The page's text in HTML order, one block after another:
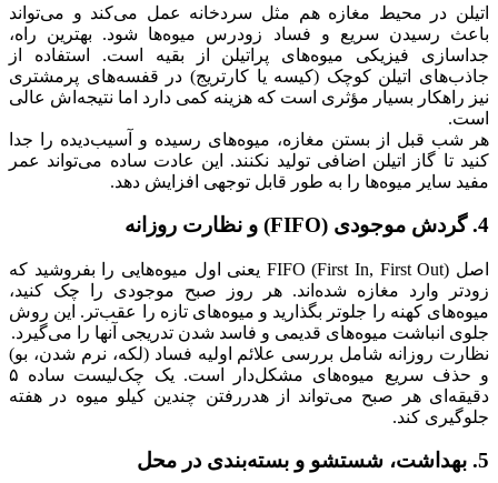
اتیلن در محیط مغازه هم مثل سردخانه عمل می‌کند و می‌تواند
باعث رسیدن سریع و فساد زودرس میوه‌ها شود. بهترین راه،
جداسازی فیزیکی میوه‌های پراتیلن از بقیه است. استفاده از
جاذب‌های اتیلن کوچک (کیسه یا کارتریج) در قفسه‌های پرمشتری
نیز راهکار بسیار مؤثری است که هزینه کمی دارد اما نتیجه‌اش عالی
است.
هر شب قبل از بستن مغازه، میوه‌های رسیده و آسیب‌دیده را جدا
کنید تا گاز اتیلن اضافی تولید نکنند. این عادت ساده می‌تواند عمر
مفید سایر میوه‌ها را به طور قابل توجهی افزایش دهد.
4. گردش موجودی (FIFO) و نظارت روزانه
اصل FIFO (First In, First Out) یعنی اول میوه‌هایی را بفروشید که
زودتر وارد مغازه شده‌اند. هر روز صبح موجودی را چک کنید،
میوه‌های کهنه را جلوتر بگذارید و میوه‌های تازه را عقب‌تر. این روش
جلوی انباشت میوه‌های قدیمی و فاسد شدن تدریجی آنها را می‌گیرد.
نظارت روزانه شامل بررسی علائم اولیه فساد (لکه، نرم شدن، بو)
و حذف سریع میوه‌های مشکل‌دار است. یک چک‌لیست ساده ۵
دقیقه‌ای هر صبح می‌تواند از هدررفتن چندین کیلو میوه در هفته
جلوگیری کند.
5. بهداشت، شستشو و بسته‌بندی در محل